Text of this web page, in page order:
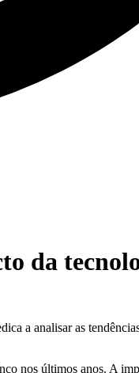
da
a analisar as
nos últimos anos. A